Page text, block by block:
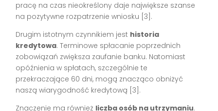
pracę na czas nieokreślony daje największe szanse
na pozytywne rozpatrzenie wniosku [3].
Drugim istotnym czynnikiem jest historia
kredytowa. Terminowe spłacanie poprzednich
zobowiązań zwiększa zaufanie banku. Natomiast
opóźnienia w spłatach, szczególnie te
przekraczające 60 dni, mogą znacząco obniżyć
naszą wiarygodność kredytową [3].
Znaczenie ma również liczba osób na utrzymaniu.